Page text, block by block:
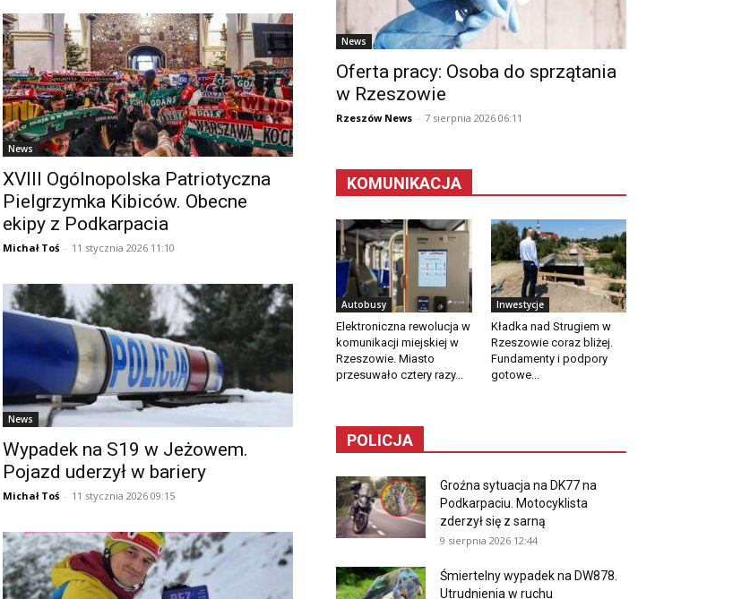
News
XVIII Ogólnopolska Patriotyczna
Pielgrzymka Kibiców. Obecne
ekipy z Podkarpacia
Michał Toś - 11 stycznia 2026 11:10
News
Wypadek na S19 w Jeżowem.
Pojazd uderzył w bariery
Michał Toś - 11 stycznia 2026 09:15
News
Oferta pracy: Osoba do sprzątania
w Rzeszowie
Rzeszów News - 7 sierpnia 2026 06:11
KOMUNIKACJA
Autobusy
Elektroniczna rewolucja w
komunikacji miejskiej w
Rzeszowie. Miasto
przesuwało cztery razy...
Inwestycje
Kładka nad Strugiem w
Rzeszowie coraz bliżej.
Fundamenty i podpory
gotowe...
POLICJA
Groźna sytuacja na DK77 na
Podkarpaciu. Motocyklista
zderzył się z sarną
9 sierpnia 2026 12:44
Śmiertelny wypadek na DW878.
Utrudnienia w ruchu